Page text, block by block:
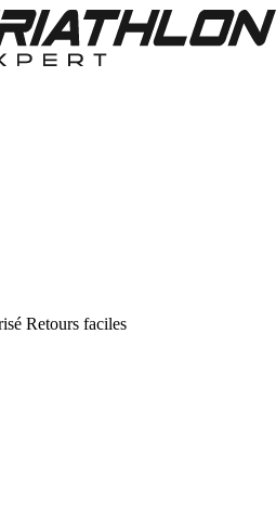
Retours faciles